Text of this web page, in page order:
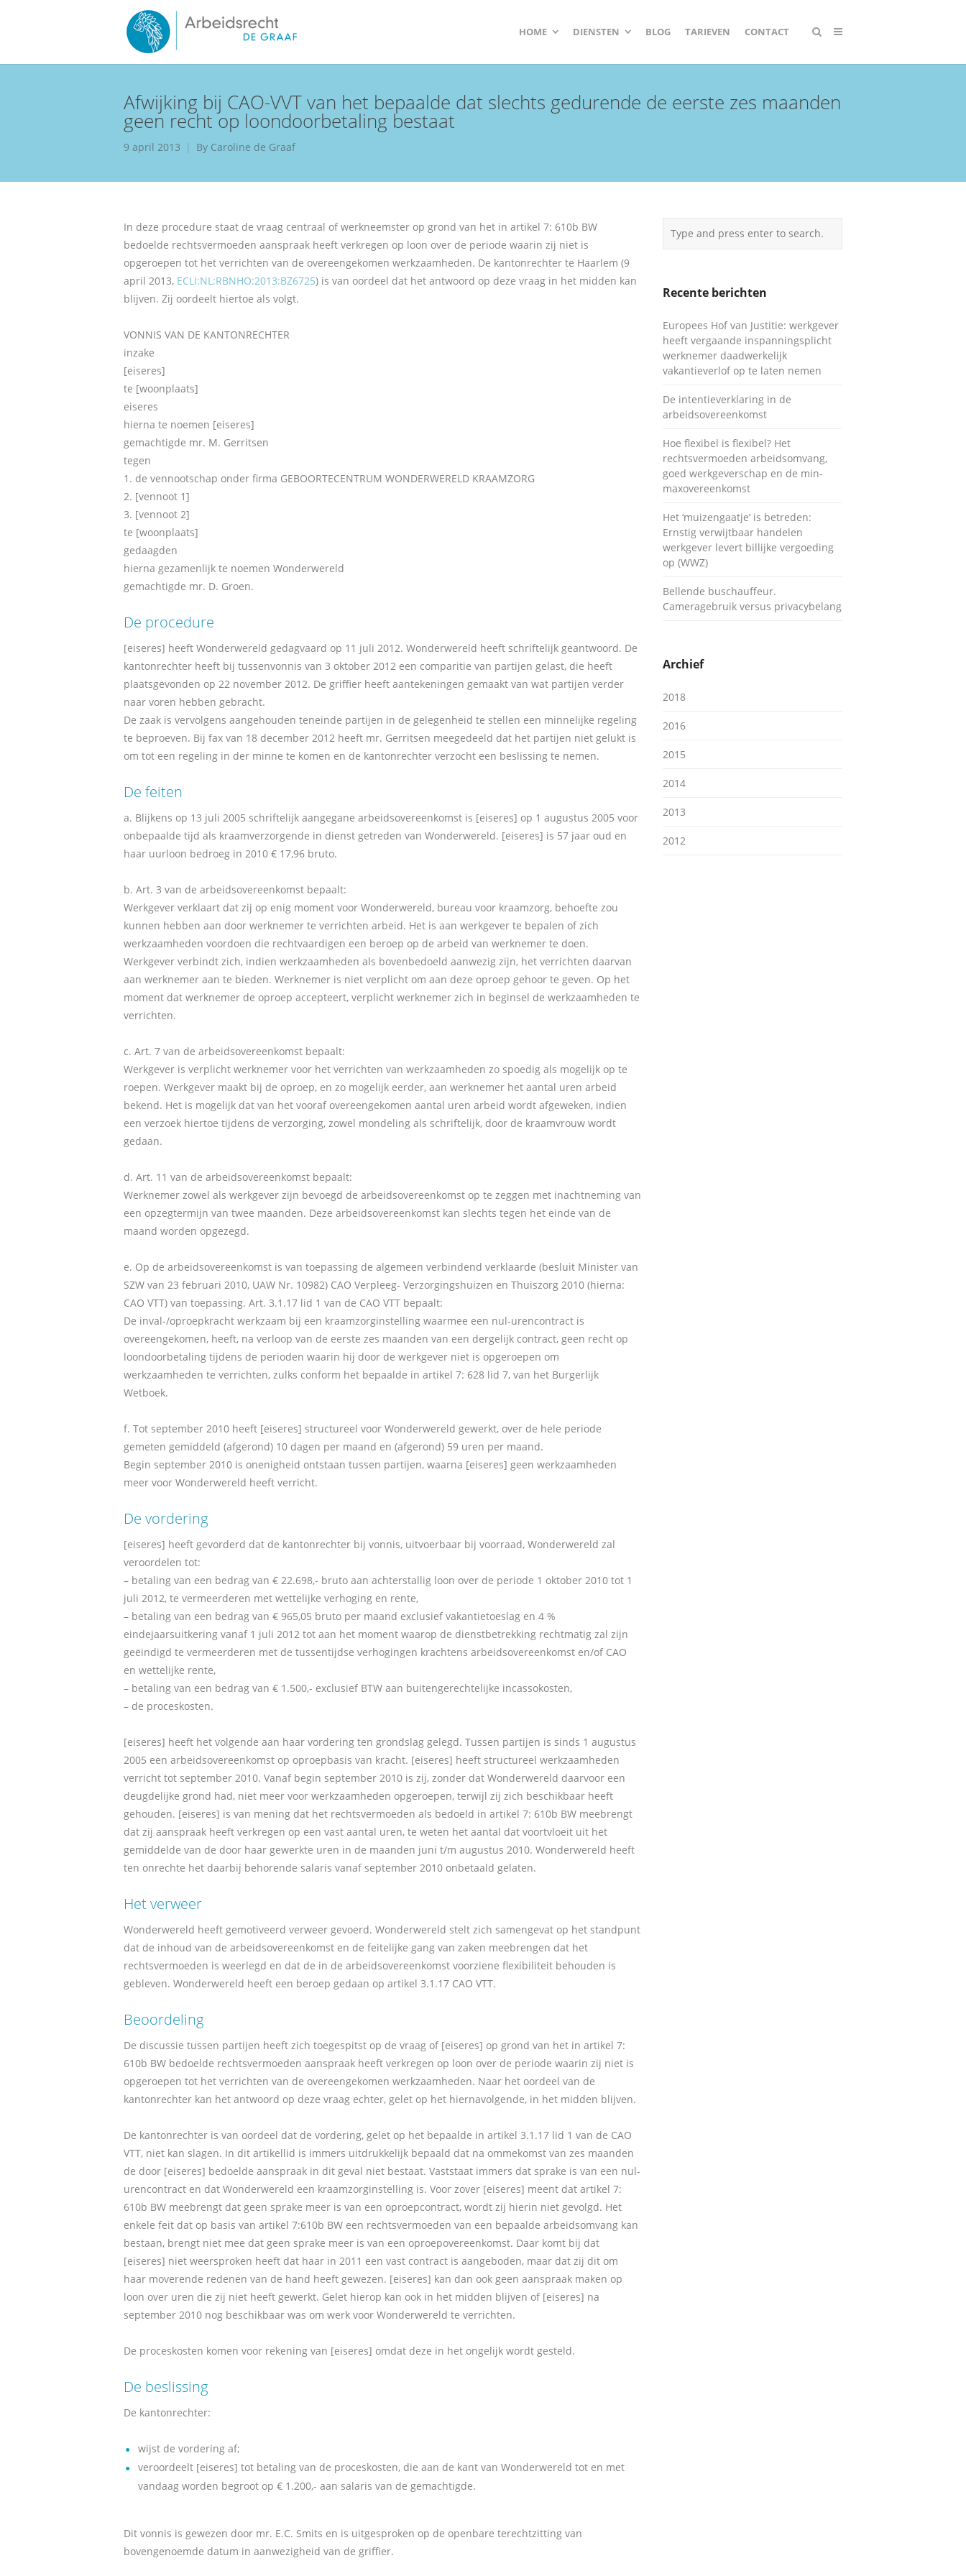
HOME DIENSTEN BLOG TARIEVEN CONTACT
Afwijking bij CAO-VVT van het bepaalde dat slechts gedurende de eerste zes maanden
geen recht op loondoorbetaling bestaat
9 april 2013 By Caroline de Graaf
In deze procedure staat de vraag centraal of werkneemster op grond van het in artikel 7: 610b BW
bedoelde rechtsvermoeden aanspraak heeft verkregen op loon over de periode waarin zij niet is
opgeroepen tot het verrichten van de overeengekomen werkzaamheden. De kantonrechter te Haarlem (9
april 2013, ECLI:NL:RBNHO:2013:BZ6725) is van oordeel dat het antwoord op deze vraag in het midden kan
blijven. Zij oordeelt hiertoe als volgt.
VONNIS VAN DE KANTONRECHTER
inzake
[eiseres]
te [woonplaats]
eiseres
hierna te noemen [eiseres]
gemachtigde mr. M. Gerritsen
tegen
1. de vennootschap onder firma GEBOORTECENTRUM WONDERWERELD KRAAMZORG
2. [vennoot 1]
3. [vennoot 2]
te [woonplaats]
gedaagden
hierna gezamenlijk te noemen Wonderwereld
gemachtigde mr. D. Groen.
De procedure
[eiseres] heeft Wonderwereld gedagvaard op 11 juli 2012. Wonderwereld heeft schriftelijk geantwoord. De
kantonrechter heeft bij tussenvonnis van 3 oktober 2012 een comparitie van partijen gelast, die heeft
plaatsgevonden op 22 november 2012. De griffier heeft aantekeningen gemaakt van wat partijen verder
naar voren hebben gebracht.
De zaak is vervolgens aangehouden teneinde partijen in de gelegenheid te stellen een minnelijke regeling
te beproeven. Bij fax van 18 december 2012 heeft mr. Gerritsen meegedeeld dat het partijen niet gelukt is
om tot een regeling in der minne te komen en de kantonrechter verzocht een beslissing te nemen.
De feiten
a. Blijkens op 13 juli 2005 schriftelijk aangegane arbeidsovereenkomst is [eiseres] op 1 augustus 2005 voor
onbepaalde tijd als kraamverzorgende in dienst getreden van Wonderwereld. [eiseres] is 57 jaar oud en
haar uurloon bedroeg in 2010 € 17,96 bruto.
b. Art. 3 van de arbeidsovereenkomst bepaalt:
Werkgever verklaart dat zij op enig moment voor Wonderwereld, bureau voor kraamzorg, behoefte zou
kunnen hebben aan door werknemer te verrichten arbeid. Het is aan werkgever te bepalen of zich
werkzaamheden voordoen die rechtvaardigen een beroep op de arbeid van werknemer te doen.
Werkgever verbindt zich, indien werkzaamheden als bovenbedoeld aanwezig zijn, het verrichten daarvan
aan werknemer aan te bieden. Werknemer is niet verplicht om aan deze oproep gehoor te geven. Op het
moment dat werknemer de oproep accepteert, verplicht werknemer zich in beginsel de werkzaamheden te
verrichten.
c. Art. 7 van de arbeidsovereenkomst bepaalt:
Werkgever is verplicht werknemer voor het verrichten van werkzaamheden zo spoedig als mogelijk op te
roepen. Werkgever maakt bij de oproep, en zo mogelijk eerder, aan werknemer het aantal uren arbeid
bekend. Het is mogelijk dat van het vooraf overeengekomen aantal uren arbeid wordt afgeweken, indien
een verzoek hiertoe tijdens de verzorging, zowel mondeling als schriftelijk, door de kraamvrouw wordt
gedaan.
d. Art. 11 van de arbeidsovereenkomst bepaalt:
Werknemer zowel als werkgever zijn bevoegd de arbeidsovereenkomst op te zeggen met inachtneming van
een opzegtermijn van twee maanden. Deze arbeidsovereenkomst kan slechts tegen het einde van de
maand worden opgezegd.
e. Op de arbeidsovereenkomst is van toepassing de algemeen verbindend verklaarde (besluit Minister van
SZW van 23 februari 2010, UAW Nr. 10982) CAO Verpleeg- Verzorgingshuizen en Thuiszorg 2010 (hierna:
CAO VTT) van toepassing. Art. 3.1.17 lid 1 van de CAO VTT bepaalt:
De inval-/oproepkracht werkzaam bij een kraamzorginstelling waarmee een nul-urencontract is
overeengekomen, heeft, na verloop van de eerste zes maanden van een dergelijk contract, geen recht op
loondoorbetaling tijdens de perioden waarin hij door de werkgever niet is opgeroepen om
werkzaamheden te verrichten, zulks conform het bepaalde in artikel 7: 628 lid 7, van het Burgerlijk
Wetboek.
f. Tot september 2010 heeft [eiseres] structureel voor Wonderwereld gewerkt, over de hele periode
gemeten gemiddeld (afgerond) 10 dagen per maand en (afgerond) 59 uren per maand.
Begin september 2010 is onenigheid ontstaan tussen partijen, waarna [eiseres] geen werkzaamheden
meer voor Wonderwereld heeft verricht.
De vordering
[eiseres] heeft gevorderd dat de kantonrechter bij vonnis, uitvoerbaar bij voorraad, Wonderwereld zal
veroordelen tot:
– betaling van een bedrag van € 22.698,- bruto aan achterstallig loon over de periode 1 oktober 2010 tot 1
juli 2012, te vermeerderen met wettelijke verhoging en rente,
– betaling van een bedrag van € 965,05 bruto per maand exclusief vakantietoeslag en 4 %
eindejaarsuitkering vanaf 1 juli 2012 tot aan het moment waarop de dienstbetrekking rechtmatig zal zijn
geëindigd te vermeerderen met de tussentijdse verhogingen krachtens arbeidsovereenkomst en/of CAO
en wettelijke rente,
– betaling van een bedrag van € 1.500,- exclusief BTW aan buitengerechtelijke incassokosten,
– de proceskosten.
[eiseres] heeft het volgende aan haar vordering ten grondslag gelegd. Tussen partijen is sinds 1 augustus
2005 een arbeidsovereenkomst op oproepbasis van kracht. [eiseres] heeft structureel werkzaamheden
verricht tot september 2010. Vanaf begin september 2010 is zij, zonder dat Wonderwereld daarvoor een
deugdelijke grond had, niet meer voor werkzaamheden opgeroepen, terwijl zij zich beschikbaar heeft
gehouden. [eiseres] is van mening dat het rechtsvermoeden als bedoeld in artikel 7: 610b BW meebrengt
dat zij aanspraak heeft verkregen op een vast aantal uren, te weten het aantal dat voortvloeit uit het
gemiddelde van de door haar gewerkte uren in de maanden juni t/m augustus 2010. Wonderwereld heeft
ten onrechte het daarbij behorende salaris vanaf september 2010 onbetaald gelaten.
Het verweer
Wonderwereld heeft gemotiveerd verweer gevoerd. Wonderwereld stelt zich samengevat op het standpunt
dat de inhoud van de arbeidsovereenkomst en de feitelijke gang van zaken meebrengen dat het
rechtsvermoeden is weerlegd en dat de in de arbeidsovereenkomst voorziene flexibiliteit behouden is
gebleven. Wonderwereld heeft een beroep gedaan op artikel 3.1.17 CAO VTT.
Beoordeling
De discussie tussen partijen heeft zich toegespitst op de vraag of [eiseres] op grond van het in artikel 7:
610b BW bedoelde rechtsvermoeden aanspraak heeft verkregen op loon over de periode waarin zij niet is
opgeroepen tot het verrichten van de overeengekomen werkzaamheden. Naar het oordeel van de
kantonrechter kan het antwoord op deze vraag echter, gelet op het hiernavolgende, in het midden blijven.
De kantonrechter is van oordeel dat de vordering, gelet op het bepaalde in artikel 3.1.17 lid 1 van de CAO
VTT, niet kan slagen. In dit artikellid is immers uitdrukkelijk bepaald dat na ommekomst van zes maanden
de door [eiseres] bedoelde aanspraak in dit geval niet bestaat. Vaststaat immers dat sprake is van een nul-
urencontract en dat Wonderwereld een kraamzorginstelling is. Voor zover [eiseres] meent dat artikel 7:
610b BW meebrengt dat geen sprake meer is van een oproepcontract, wordt zij hierin niet gevolgd. Het
enkele feit dat op basis van artikel 7:610b BW een rechtsvermoeden van een bepaalde arbeidsomvang kan
bestaan, brengt niet mee dat geen sprake meer is van een oproepovereenkomst. Daar komt bij dat
[eiseres] niet weersproken heeft dat haar in 2011 een vast contract is aangeboden, maar dat zij dit om
haar moverende redenen van de hand heeft gewezen. [eiseres] kan dan ook geen aanspraak maken op
loon over uren die zij niet heeft gewerkt. Gelet hierop kan ook in het midden blijven of [eiseres] na
september 2010 nog beschikbaar was om werk voor Wonderwereld te verrichten.
De proceskosten komen voor rekening van [eiseres] omdat deze in het ongelijk wordt gesteld.
De beslissing
De kantonrechter:
wijst de vordering af;
veroordeelt [eiseres] tot betaling van de proceskosten, die aan de kant van Wonderwereld tot en met
vandaag worden begroot op € 1.200,- aan salaris van de gemachtigde.
Dit vonnis is gewezen door mr. E.C. Smits en is uitgesproken op de openbare terechtzitting van
bovengenoemde datum in aanwezigheid van de griffier.
Recente berichten
Europees Hof van Justitie: werkgever
heeft vergaande inspanningsplicht
werknemer daadwerkelijk
vakantieverlof op te laten nemen
De intentieverklaring in de
arbeidsovereenkomst
Hoe flexibel is flexibel? Het
rechtsvermoeden arbeidsomvang,
goed werkgeverschap en de min-
maxovereenkomst
Het ‘muizengaatje’ is betreden:
Ernstig verwijtbaar handelen
werkgever levert billijke vergoeding
op (WWZ)
Bellende buschauffeur.
Cameragebruik versus privacybelang
Archief
2018
2016
2015
2014
2013
2012